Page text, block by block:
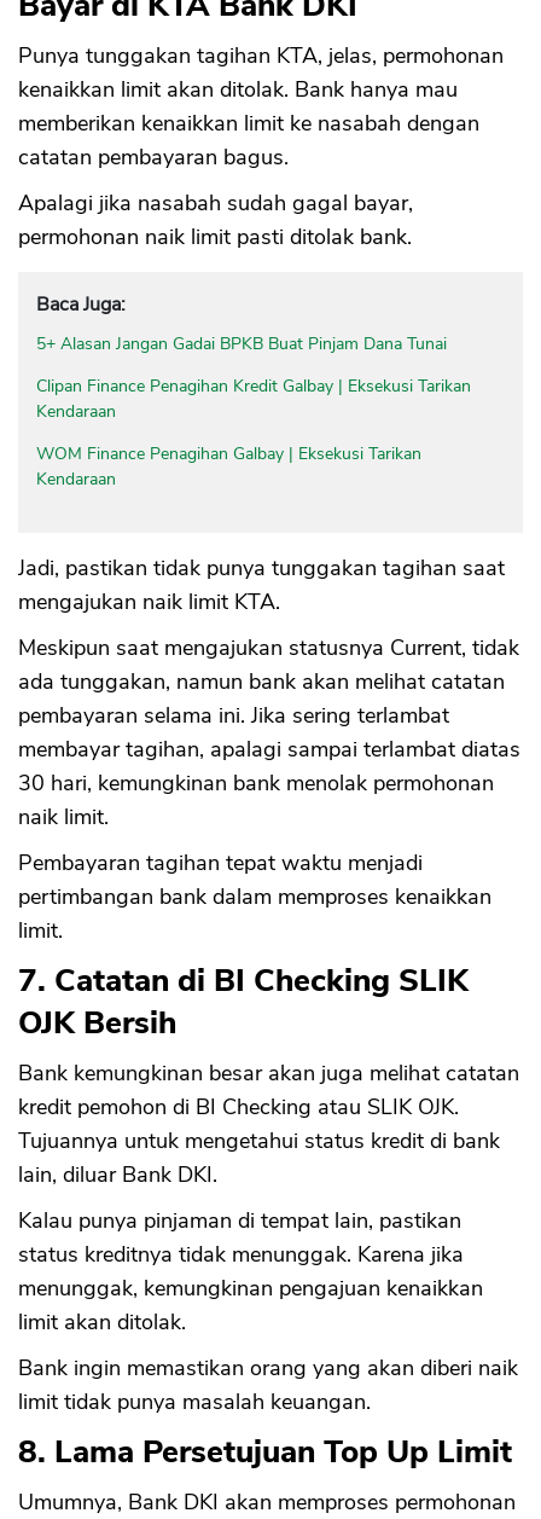
Punya tunggakan tagihan KTA, jelas, permohonan
kenaikkan limit akan ditolak. Bank hanya mau
memberikan kenaikkan limit ke nasabah dengan
catatan pembayaran bagus.
Apalagi jika nasabah sudah gagal bayar,
permohonan naik limit pasti ditolak bank.
Baca Juga:
5+ Alasan Jangan Gadai BPKB Buat Pinjam Dana Tunai
Clipan Finance Penagihan Kredit Galbay | Eksekusi Tarikan
Kendaraan
WOM Finance Penagihan Galbay | Eksekusi Tarikan
Kendaraan
Jadi, pastikan tidak punya tunggakan tagihan saat
mengajukan naik limit KTA.
Meskipun saat mengajukan statusnya Current, tidak
ada tunggakan, namun bank akan melihat catatan
pembayaran selama ini. Jika sering terlambat
membayar tagihan, apalagi sampai terlambat diatas
30 hari, kemungkinan bank menolak permohonan
naik limit.
Pembayaran tagihan tepat waktu menjadi
pertimbangan bank dalam memproses kenaikkan
limit.
7. Catatan di BI Checking SLIK
OJK Bersih
Bank kemungkinan besar akan juga melihat catatan
kredit pemohon di BI Checking atau SLIK OJK.
Tujuannya untuk mengetahui status kredit di bank
lain, diluar Bank DKI.
Kalau punya pinjaman di tempat lain, pastikan
status kreditnya tidak menunggak. Karena jika
menunggak, kemungkinan pengajuan kenaikkan
limit akan ditolak.
Bank ingin memastikan orang yang akan diberi naik
limit tidak punya masalah keuangan.
8. Lama Persetujuan Top Up Limit
Umumnya, Bank DKI akan memproses permohonan